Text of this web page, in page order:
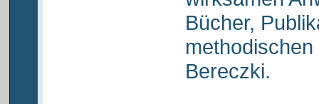
Bücher,
Bereczki.